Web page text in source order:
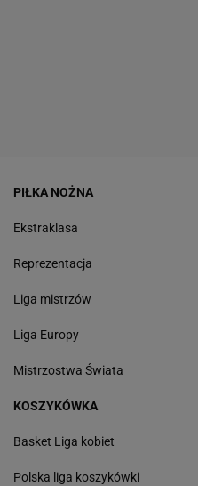
PIŁKA NOŻNA
Ekstraklasa
Reprezentacja
Liga mistrzów
Liga Europy
Mistrzostwa Świata
KOSZYKÓWKA
Basket Liga kobiet
Polska liga koszykówki